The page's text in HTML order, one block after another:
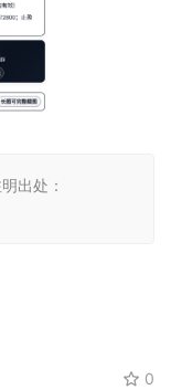
出处：
0